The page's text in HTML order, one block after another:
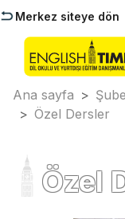
Merkez siteye dön
Ana sayfa >
> Özel Dersler
Özel